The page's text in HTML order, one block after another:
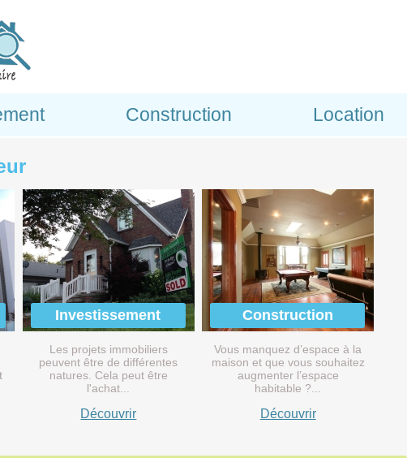
Construction Location
Investissement
Les projets immobiliers
peuvent être de différentes
natures. Cela peut être
l'achat...
Découvrir
Construction
Vous manquez d’espace à la
maison et que vous souhaitez
augmenter l’espace
habitable ?...
Découvrir